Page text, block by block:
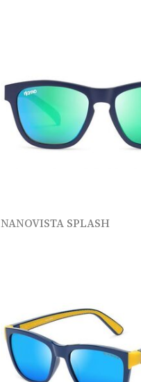
NANOVISTA SPLASH